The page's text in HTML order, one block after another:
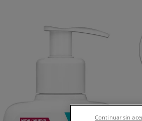
Continuar sin